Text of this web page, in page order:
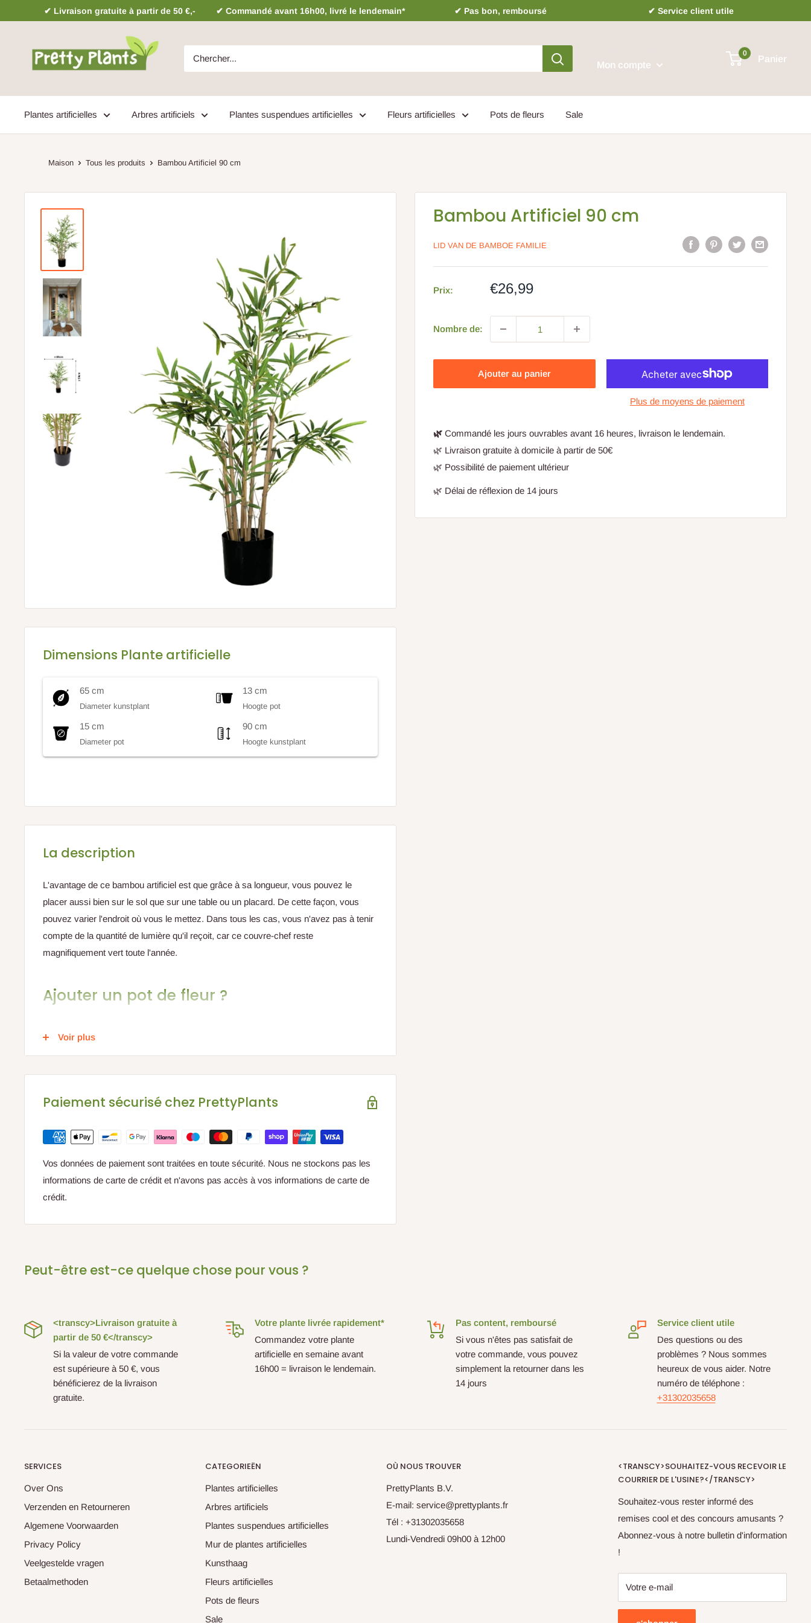
✔ Livraison gratuite à partir de 50 €,- ✔ Commandé avant 16h00, livré le lendemain* ✔ Pas bon, remboursé ✔ Service client utile
Mon compte
0
Panier
Plantes artificielles Arbres artificiels Plantes suspendues artificielles Fleurs artificielles Pots de fleurs Sale
Maison Tous les produits Bambou Artificiel 90 cm
Bambou Artificiel 90 cm
LID VAN DE BAMBOE FAMILIE
Prix:
Prix
de
vente
€26,99
Nombre de:
Ajouter au panier
Plus de moyens de paiement
🌿 Commandé les jours ouvrables avant 16 heures, livraison le lendemain.
🌿 Livraison gratuite à domicile à partir de 50€
🌿 Possibilité de paiement ultérieur
🌿 Délai de réflexion de 14 jours
Dimensions Plante artificielle
65 cm
Diameter kunstplant
13 cm
Hoogte pot
15 cm
Diameter pot
90 cm
Hoogte kunstplant
La description
L'avantage de ce bambou artificiel est que grâce à sa longueur, vous pouvez le
placer aussi bien sur le sol que sur une table ou un placard. De cette façon, vous
pouvez varier l'endroit où vous le mettez. Dans tous les cas, vous n'avez pas à tenir
compte de la quantité de lumière qu'il reçoit, car ce couvre-chef reste
magnifiquement vert toute l'année.
Ajouter un pot de fleur ?
Vous cherchez un partenaire plus agréable pour votre plante artificielle en bambou ?
Découvrez tous nos pots de fleurs ici
Vous pouvez les trouver ici
Voir plus
Paiement sécurisé chez PrettyPlants
Vos données de paiement sont traitées en toute sécurité. Nous ne stockons pas les
informations de carte de crédit et n'avons pas accès à vos informations de carte de
crédit.
Peut-être est-ce quelque chose pour vous ?
<transcy>Livraison gratuite à
partir de 50 €</transcy>
Si la valeur de votre commande
est supérieure à 50 €, vous
bénéficierez de la livraison
gratuite.
Votre plante livrée rapidement*
Commandez votre plante
artificielle en semaine avant
16h00 = livraison le lendemain.
Pas content, remboursé
Si vous n'êtes pas satisfait de
votre commande, vous pouvez
simplement la retourner dans les
14 jours
Service client utile
Des questions ou des
problèmes ? Nous sommes
heureux de vous aider. Notre
numéro de téléphone :
+31302035658
SERVICES
Over Ons
Verzenden en Retourneren
Algemene Voorwaarden
Privacy Policy
Veelgestelde vragen
Betaalmethoden
CATEGORIEËN
Plantes artificielles
Arbres artificiels
Plantes suspendues artificielles
Mur de plantes artificielles
Kunsthaag
Fleurs artificielles
Pots de fleurs
Sale
OÙ NOUS TROUVER
PrettyPlants B.V.
E-mail: service@prettyplants.fr
Tél : +31302035658
Lundi-Vendredi 09h00 à 12h00
<TRANSCY>SOUHAITEZ-VOUS RECEVOIR LE
COURRIER DE L'USINE?</TRANSCY>
Souhaitez-vous rester informé des
remises cool et des concours amusants ?
Abonnez-vous à notre bulletin d'information
!
Votre e-mail